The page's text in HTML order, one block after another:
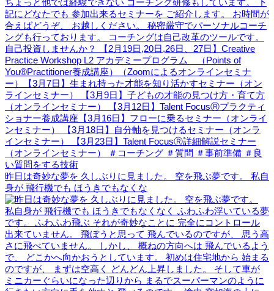
昨日は奇妙な夢を 久しぶりに見ました。 空を飛ぶ夢です。 私自
身が 飛行機でも ほうきでもなくな